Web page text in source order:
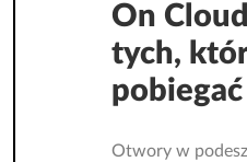
On
tych,
pobiegać
Otwory w